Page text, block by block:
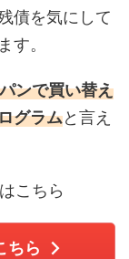
債を気にして
す。
ンで買い替え
グラムと言え
こちら
ちら